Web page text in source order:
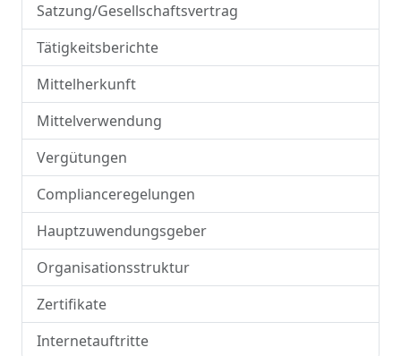
Satzung/Gesellschaftsvertrag
Tätigkeitsberichte
Mittelherkunft
Mittelverwendung
Vergütungen
Complianceregelungen
Hauptzuwendungsgeber
Organisationsstruktur
Zertifikate
Internetauftritte